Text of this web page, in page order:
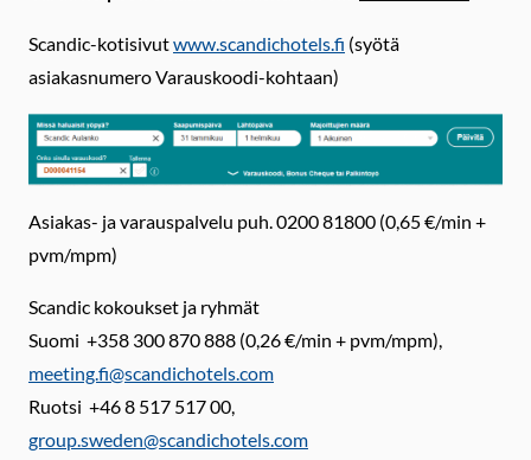
Scandic-kotisivutwww.scandichotels.fi (syötä
asiakasnumero Varauskoodi-kohtaan)
Asiakas- ja varauspalvelu puh. 0200 81800 (0,65 €/min +
pvm/mpm)
Scandic kokoukset ja ryhmät
Suomi +358 300 870 888 (0,26 €/min + pvm/mpm),
meeting.fi@scandichotels.com
Ruotsi +46 8 517 517 00,
group.sweden@scandichotels.com